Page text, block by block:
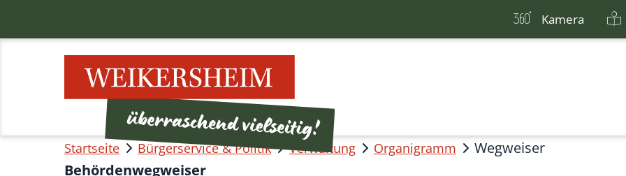
Kamera
Startseite Bürgerservice & Politik Verwaltung Organigramm
Wegweiser
Behördenwegweiser